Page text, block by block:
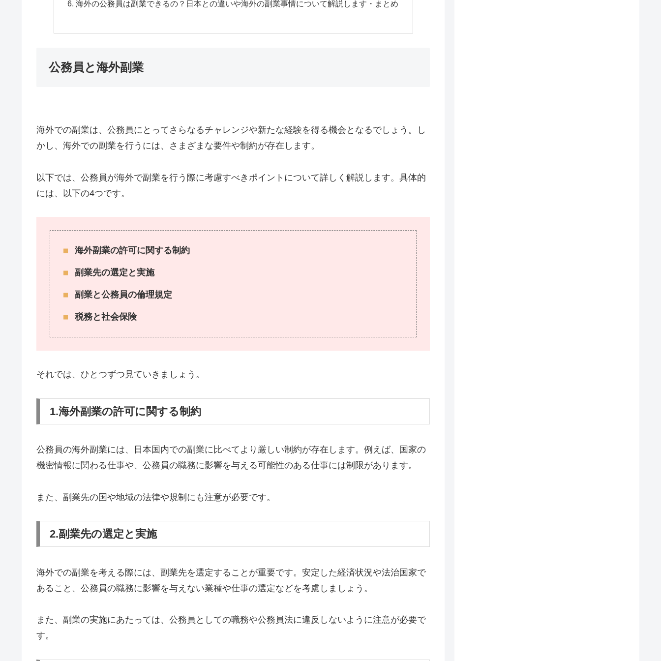
海外の公務員は副業できるの？日本との違いや海外の副業事情について解説します・まとめ
公務員と海外副業
海外での副業は、公務員にとってさらなるチャレンジや新たな経験を得る機会となるでしょう。し
かし、海外での副業を行うには、さまざまな要件や制約が存在します。
以下では、公務員が海外で副業を行う際に考慮すべきポイントについて詳しく解説します。具体的
には、以下の4つです。
海外副業の許可に関する制約
副業先の選定と実施
副業と公務員の倫理規定
税務と社会保険
それでは、ひとつずつ見ていきましょう。
1.海外副業の許可に関する制約
公務員の海外副業には、日本国内での副業に比べてより厳しい制約が存在します。例えば、国家の
機密情報に関わる仕事や、公務員の職務に影響を与える可能性のある仕事には制限があります。
また、副業先の国や地域の法律や規制にも注意が必要です。
2.副業先の選定と実施
海外での副業を考える際には、副業先を選定することが重要です。安定した経済状況や法治国家で
あること、公務員の職務に影響を与えない業種や仕事の選定などを考慮しましょう。
また、副業の実施にあたっては、公務員としての職務や公務員法に違反しないように注意が必要で
す。